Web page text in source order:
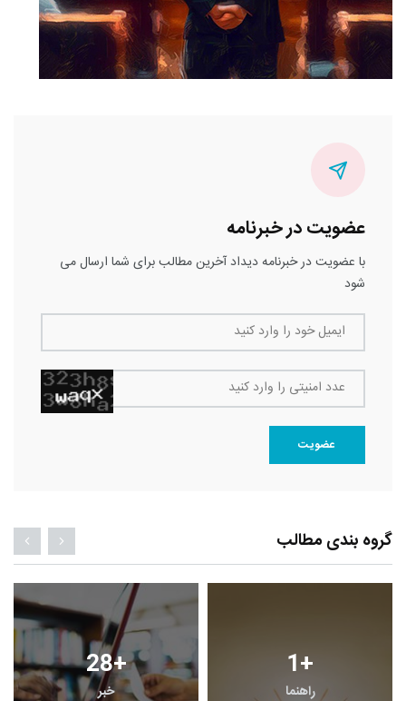
عضویت در خبرنامه
با عضویت در خبرنامه دیداد آخرین مطالب برای شما ارسال می
شود
ایمیل خود را وارد کنید
عدد امنیتی را وارد کنید
عضویت
گروه بندی مطالب
28+
خبر
1+
راهنما